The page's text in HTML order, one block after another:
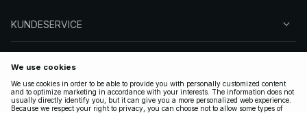
KUNDESERVICE
FØLG OS